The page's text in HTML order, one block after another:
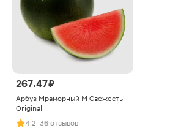
267.47 ₽
Арбуз Мраморный M Свежесть
Original
4.2· 36 отзывов